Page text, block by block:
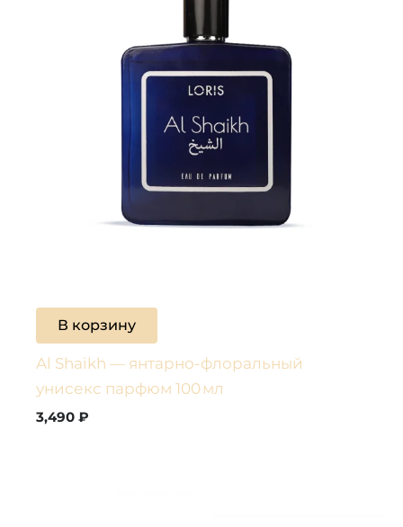
В корзину
Al Shaikh — янтарно-флоральный
унисекс парфюм 100 мл
3,490₽